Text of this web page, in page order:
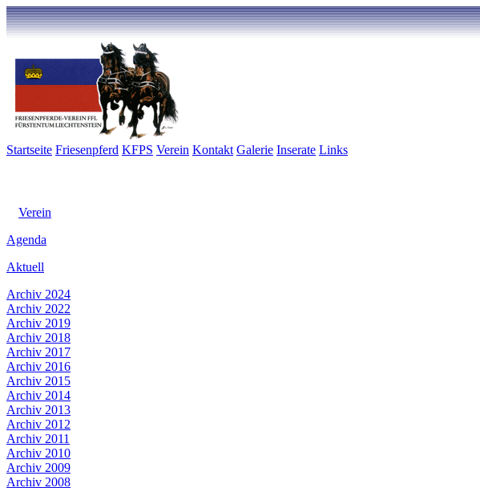
Startseite Friesenpferd KFPS Verein Kontakt Galerie Inserate Links
Verein
Agenda
Aktuell
Archiv 2024
Archiv 2022
Archiv 2019
Archiv 2018
Archiv 2017
Archiv 2016
Archiv 2015
Archiv 2014
Archiv 2013
Archiv 2012
Archiv 2011
Archiv 2010
Archiv 2009
Archiv 2008